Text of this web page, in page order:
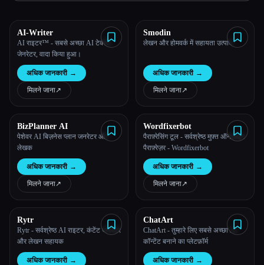
हमारे बारे में
AI-Writer
AI राइटर™ - सबसे अच्छा AI टेक्स्ट
जेनरेटर, वादा किया हुआ।
अधिक जानकारी →
मिलने जाना↗︎
Smodin
लेखन और होमवर्क में सहायता उत्पाद
अधिक जानकारी →
मिलने जाना↗︎
BizPlanner AI
पेशेवर AI बिज़नेस प्लान जनरेटर और
लेखक
अधिक जानकारी →
मिलने जाना↗︎
Wordfixerbot
पैराफ़्रेसिंग टूल - सर्वश्रेष्ठ मुफ़्त ऑनलाइन
पैराफ़्रेज़र - Wordfixerbot
अधिक जानकारी →
मिलने जाना↗︎
Rytr
Rytr - सर्वश्रेष्ठ AI राइटर, कंटेंट जनरेटर
और लेखन सहायक
अधिक जानकारी →
ChatArt
ChatArt - तुम्हारे लिए सबसे अच्छा AI
कॉन्टेंट बनाने का प्लेटफ़ॉर्म
अधिक जानकारी →